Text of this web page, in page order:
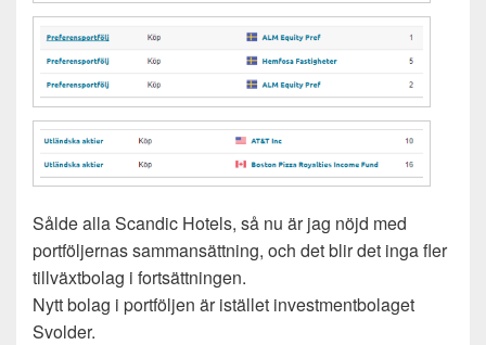
Sålde alla Scandic Hotels, så nu är jag nöjd med
portföljernas sammansättning, och det blir det inga fler
tillväxtbolag i fortsättningen.
Nytt bolag i portföljen är istället investmentbolaget
Svolder.